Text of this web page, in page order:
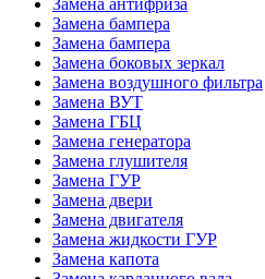
Замена антифриза
Замена бампера
Замена бампера
Замена боковых зеркал
Замена воздушного фильтра
Замена ВУТ
Замена ГБЦ
Замена генератора
Замена глушителя
Замена ГУР
Замена двери
Замена двигателя
Замена жидкости ГУР
Замена капота